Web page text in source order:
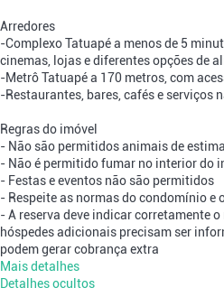
Arredores
-Complexo Tatuapé a menos de 5
cinemas, lojas e diferentes opções de
-Metrô Tatuapé a 170 metros, com
-Restaurantes, bares, cafés e serviços
Regras do imóvel
- Não são permitidos animais de
- Não é permitido fumar no interior do
- Festas e eventos não são permitidos
- Respeite as normas do condomínio e
- A reserva deve indicar corretamente
hóspedes adicionais precisam ser
podem gerar cobrança extra
Mais detalhes
Detalhes ocultos